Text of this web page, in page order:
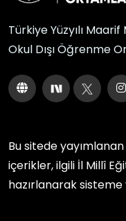
Türkiye Yüzyılı
Okul Dışı Öğrenme
Bu sitede
içerikler, ilgili İl Millî
hazırlanarak